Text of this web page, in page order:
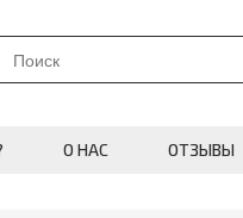
О НАС ОТЗЫВЫ